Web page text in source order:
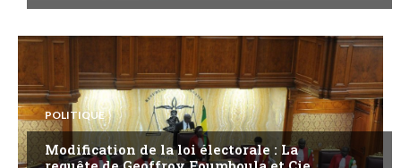
POLITIQUE
Modification de la loi électorale : La